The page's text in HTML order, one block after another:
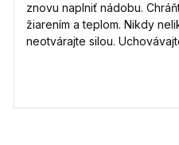
znovu naplniť nádobu.
žiarením a teplom. Nikdy
neotvárajte silou.